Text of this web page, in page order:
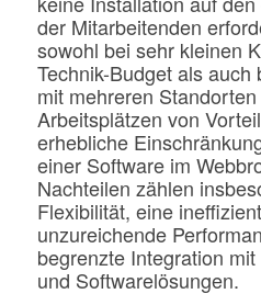
der Mitarbeitenden
sowohl bei sehr kleinen
Technik-Budget als
mit mehreren
Arbeitsplätzen von
erhebliche
einer Software im
Nachteilen zählen
Flexibilität, eine
unzureichende
begrenzte Integration
und Softwarelösungen.